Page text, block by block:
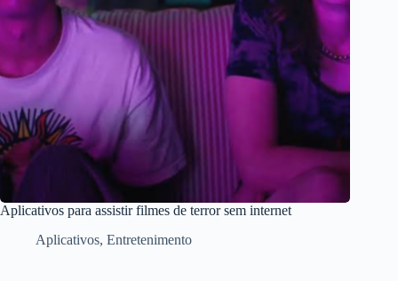
Aplicativos para assistir filmes de terror sem internet
Aplicativos, Entretenimento